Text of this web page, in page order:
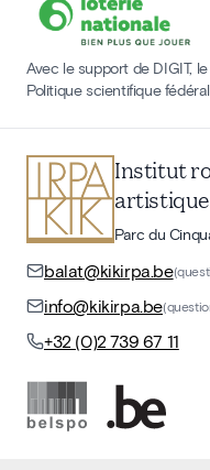
Avec le support de DIGIT,
Politique scientifique
Institut
artistique
Parc du
balat@kikirpa.be
info@kikirpa.be
+32 (0)2 739 67 11